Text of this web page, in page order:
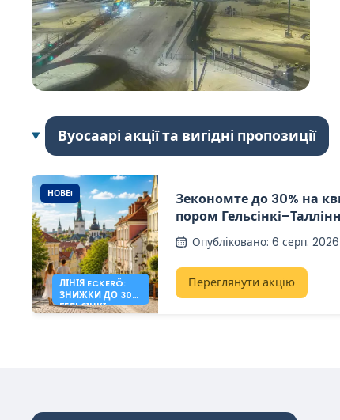
Вуосаарі акції та вигідні пропозиції
НОВЕ!
ЛІНІЯ ECKERÖ:
ЗНИЖКИ ДО 30%
ГЕЛЬСІНКІ –
Зекономте до 30% на
пором
Опубліковано: 6 серп.
Переглянути акцію